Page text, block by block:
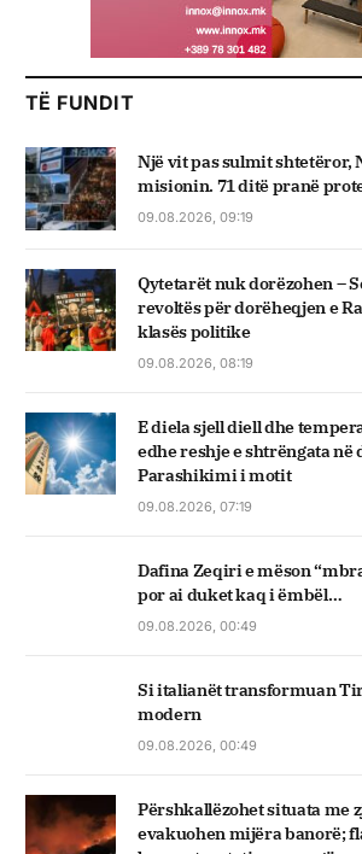
TË FUNDIT
Një vit pas sulmit shtetëror,
misionin. 71 ditë pranë
09.08.2026, 09:19
Qytetarët nuk dorëzohen –
revoltës për dorëheqjen e
klasës politike
09.08.2026, 08:19
E diela sjell diell dhe
edhe reshje e shtrëngata në
Parashikimi i motit
09.08.2026, 07:19
Dafina Zeqiri e mëson
por ai duket kaq i ëmbël…
09.08.2026, 00:49
Si italianët transformuan
modern
09.08.2026, 00:49
Përshkallëzohet situata me
evakuohen mijëra banorë;